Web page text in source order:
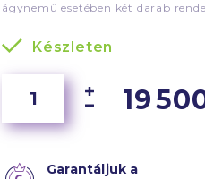
ágynemű esetében két darab
Készleten
19
Garantáljuk a